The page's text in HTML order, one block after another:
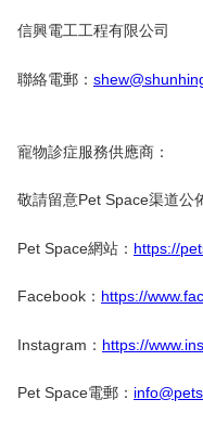
信興電工工程有限公司
聯絡電郵：
寵物診症服務供應商：
敬請留意Pet Space渠道公
Pet Space網站： https://
Facebook： https://
Instagram： https://
Pet Space電郵：